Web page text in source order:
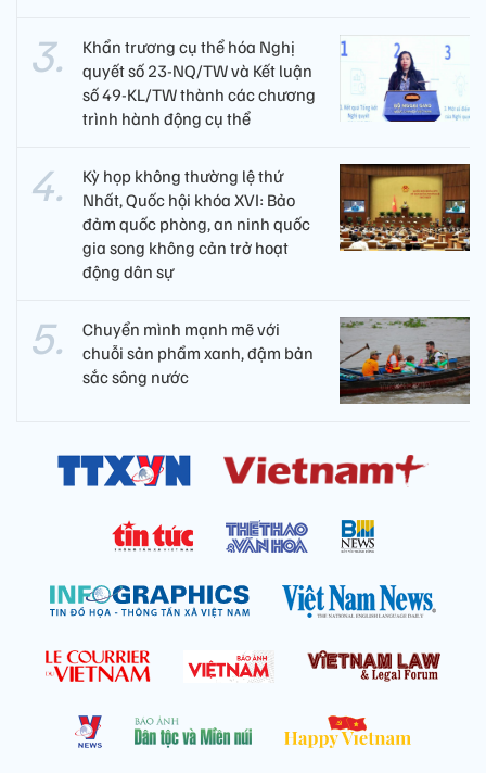
Khẩn trương cụ thể hóa Nghị
quyết số 23-NQ/TW và Kết luận
số 49-KL/TW thành các chương
trình hành động cụ thể
Kỳ họp không thường lệ thứ
Nhất, Quốc hội khóa XVI: Bảo
đảm quốc phòng, an ninh quốc
gia song không cản trở hoạt
động dân sự
Chuyển mình mạnh mẽ với
chuỗi sản phẩm xanh, đậm bản
sắc sông nước